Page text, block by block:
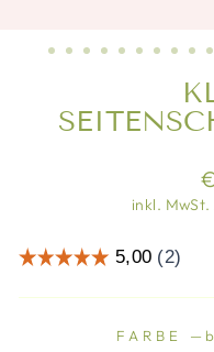
inkl. MwSt.
FARBE —